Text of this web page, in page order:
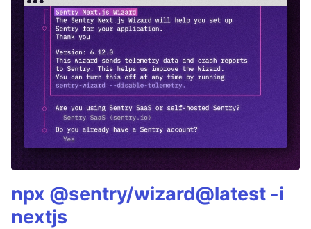
npx @sentry/wizard@latest -i
nextjs